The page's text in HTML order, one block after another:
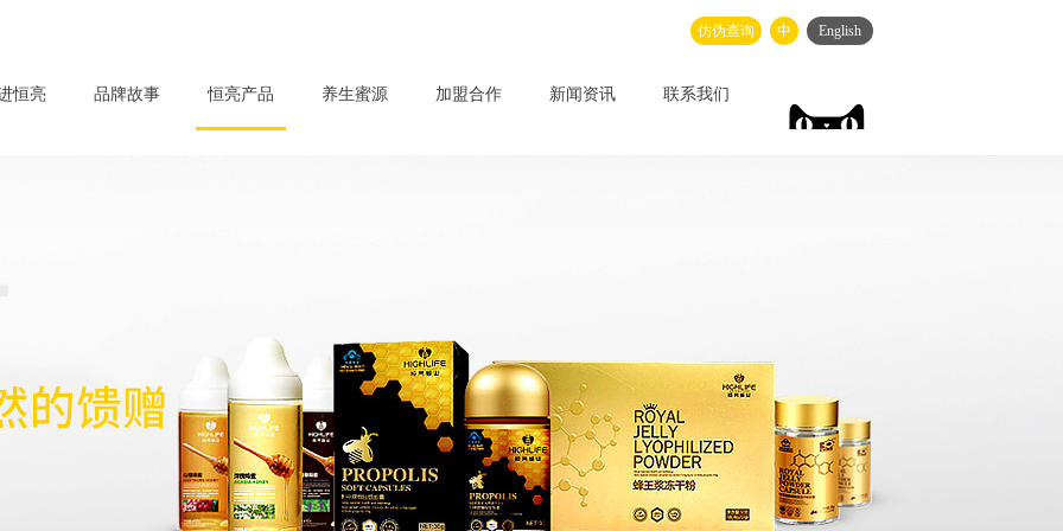
仿伪查询 中 English
恒亮 品牌故事 恒亮产品 养生蜜源 加盟合作 新闻资讯 联系我们